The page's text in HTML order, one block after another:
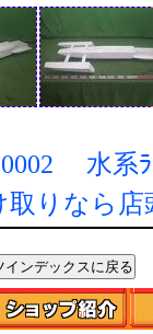
水系ﾗ
取りなら店
インデックスに戻る